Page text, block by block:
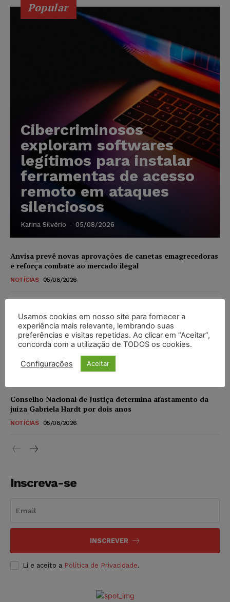
Popular
Cibercriminosos
exploram softwares
legítimos para instalar
ferramentas de acesso
remoto em ataques
silenciosos
Karina Silvério - 05/08/2026
Anvisa prevê novas aprovações de canetas emagrecedoras
e reforça combate ao mercado ilegal
NOTÍCIAS 05/08/2026
máxima para magistrados e regulamenta perda do cargo
NOTÍCIAS 05/08/2026
Justiça de SP rejeita ação da família de Alexandre de
Moraes contra senador Alessandro Vieira
Conselho Nacional de Justiça determina afastamento da
juíza Gabriela Hardt por dois anos
NOTÍCIAS 05/08/2026
Inscreva-se
INSCREVER
Li e aceito a Política de Privacidade.
Usamos cookies em nosso site para fornecer a
experiência mais relevante, lembrando suas
preferências e visitas repetidas. Ao clicar em “Aceitar”,
concorda com a utilização de TODOS os cookies.
Configurações Aceitar